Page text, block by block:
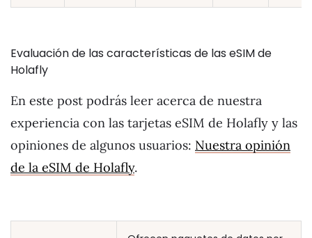
Evaluación de las características de las eSIM de
Holafly
En este post podrás leer acerca de nuestra
experiencia con las tarjetas eSIM de Holafly y las
opiniones de algunos usuarios: Nuestra opinión
de la eSIM de Holafly.